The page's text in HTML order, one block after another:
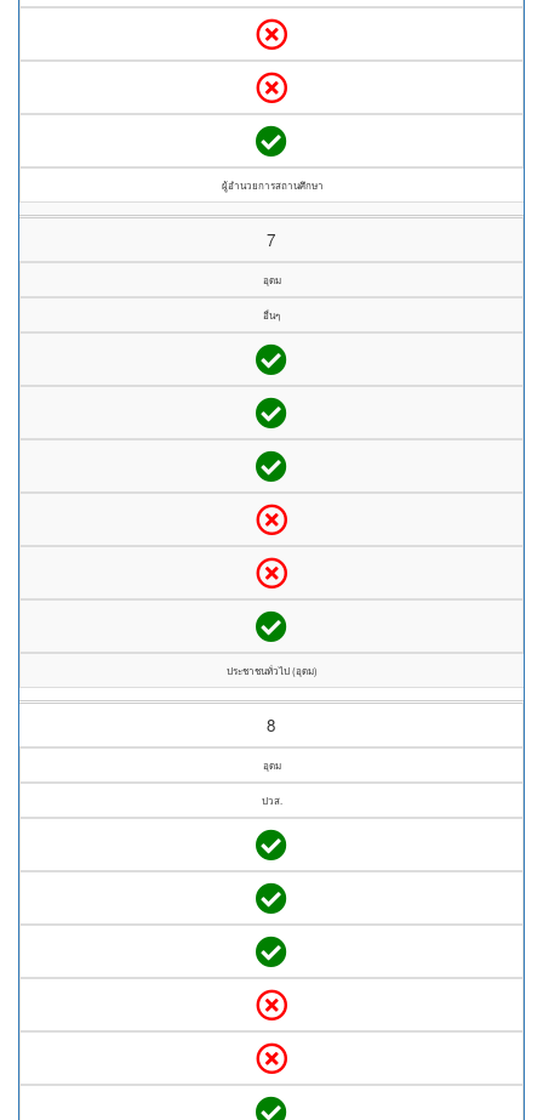
ผู้อำนวยการสถานศึกษา
7
อุดม
อื่นๆ
ประชาชนทั่วไป (อุดม)
8
อุดม
ปวส.